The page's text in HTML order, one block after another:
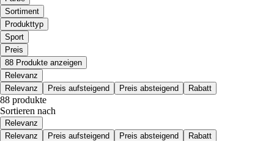
Sortiment
Produkttyp
Sport
Preis
88 Produkte anzeigen
Relevanz
Relevanz
Preis aufsteigend Preis absteigend Rabatt
88 produkte
Sortieren nach
Relevanz
Relevanz
Preis aufsteigend Preis absteigend Rabatt